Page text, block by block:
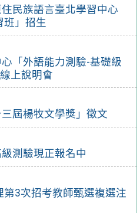
民族語言臺北學習中心
班」招生
「外語能力測驗-基礎級
上說明會
屆楊牧文學獎」徵文
測驗現正報名中
3次招考教師甄選複選注